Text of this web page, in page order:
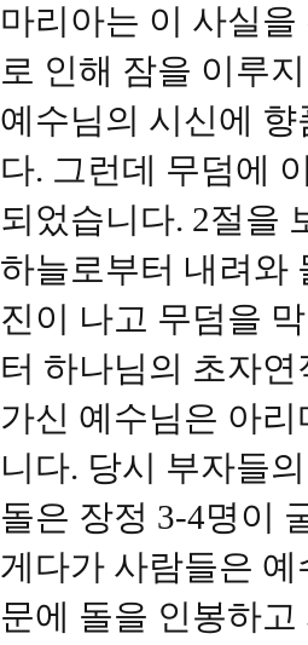
마리아는 이 사실
로 인해 잠을 이루
예수님의 시신에
다. 그런데 무덤에
되었습니다. 2절을
하늘로부터 내려와
진이 나고 무덤을
터 하나님의 초자
가신 예수님은 아
니다. 당시 부자들
돌은 장정 3-4명이
게다가 사람들은
문에 돌을 인봉하